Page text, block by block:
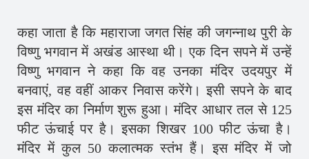
कहा जाता है कि महाराजा जगत सिंह की जगन्नाथ पुरी के
विष्णु भगवान में अखंड आस्था थी। एक दिन सपने में उन्हें
विष्णु भगवान ने कहा कि वह उनका मंदिर उदयपुर में
बनवाएं, वह वहीं आकर निवास करेंगे। इसी सपने के बाद
इस मंदिर का निर्माण शुरू हुआ। मंदिर आधार तल से 125
फीट ऊंचाई पर है। इसका शिखर 100 फीट ऊंचा है।
मंदिर में कुल 50 कलात्मक स्तंभ हैं। इस मंदिर में जो